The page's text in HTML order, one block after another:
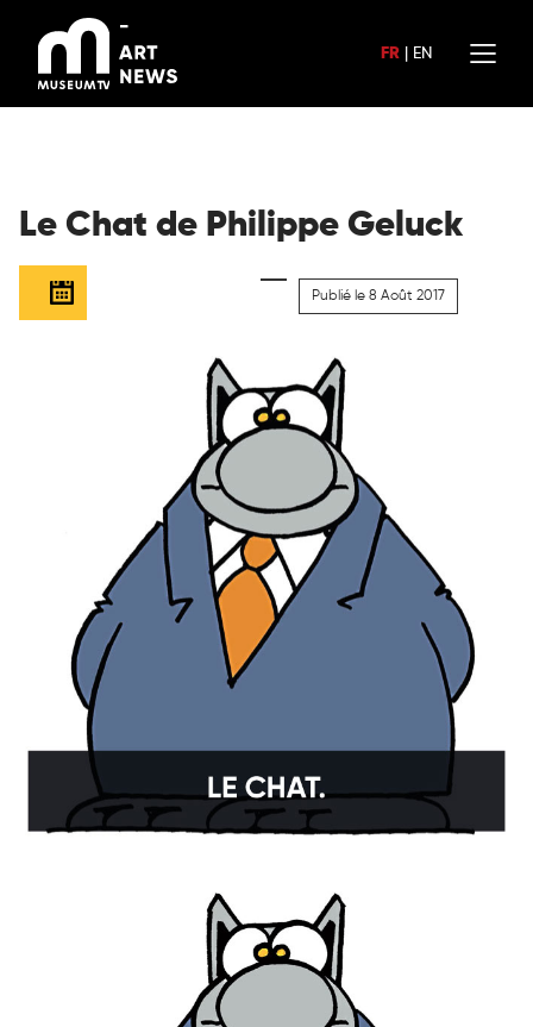
contenu
FR EN
Le Chat de Philippe Geluck
Publié le 8 Août 2017